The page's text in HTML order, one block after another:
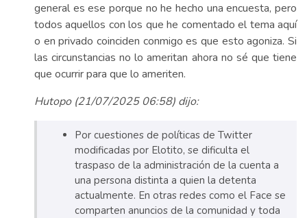
general es ese porque no he hecho una encuesta, pero
todos aquellos con los que he comentado el tema aquí
o en privado coinciden conmigo es que esto agoniza. Si
las circunstancias no lo ameritan ahora no sé que tiene
que ocurrir para que lo ameriten.
Hutopo (21/07/2025 06:58) dijo:
Por cuestiones de políticas de Twitter
modificadas por Elotito, se dificulta el
traspaso de la administración de la cuenta a
una persona distinta a quien la detenta
actualmente. En otras redes como el Face se
comparten anuncios de la comunidad y toda